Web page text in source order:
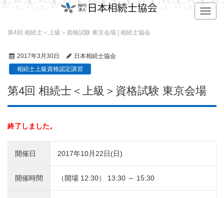
T
o
v
i
第4回 相続士＜上級＞資格試験 東京会場 | 相続士協会
2017年3月30日
日本相続士協会
相続士上級資格認定講習
第4回 相続士＜上級＞資格試験 東京会場
終了しました。
開催日 2017年10月22日(日)
開催時間 （開場 12:30） 13:30 ～ 15:30